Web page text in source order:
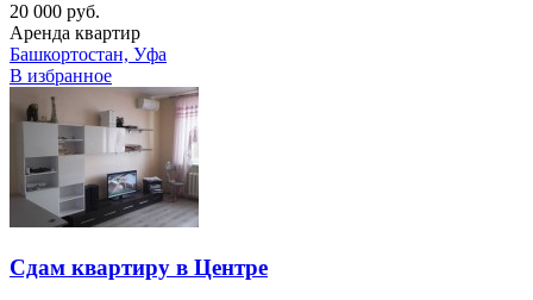
20 000 руб.
Аренда квартир
Башкортостан, Уфа
В избранное
Сдам квартиру в Центре